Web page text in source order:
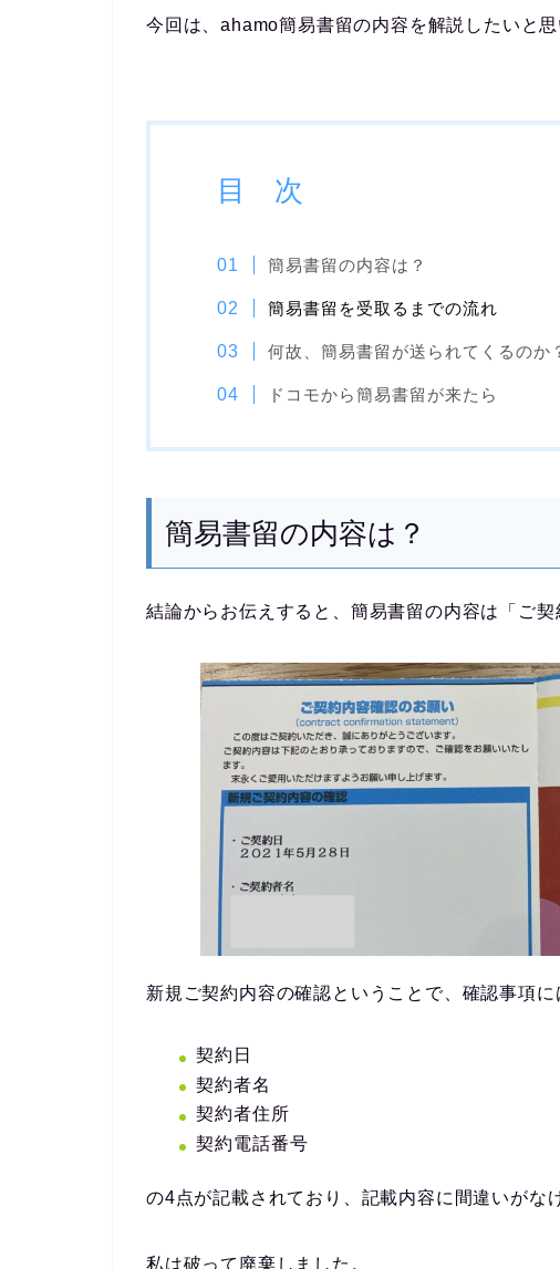
今回は、ahamo簡易書留の内容を解説したいと思
目 次
簡易書留の内容は？
簡易書留を受取るまでの流れ
何故、簡易書留が送られてくるのか
ドコモから簡易書留が来たら
簡易書留の内容は？
結論からお伝えすると、簡易書留の内容は「ご契
新規ご契約内容の確認ということで、確認事項に
契約日
契約者名
契約者住所
契約電話番号
の4点が記載されており、記載内容に間違いがな
私は破って廃棄しました。